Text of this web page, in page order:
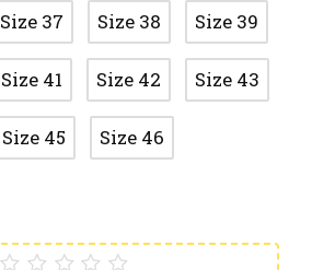
Size 37 Size 38 Size 39
Size 41 Size 42 Size 43
Size 45 Size 46